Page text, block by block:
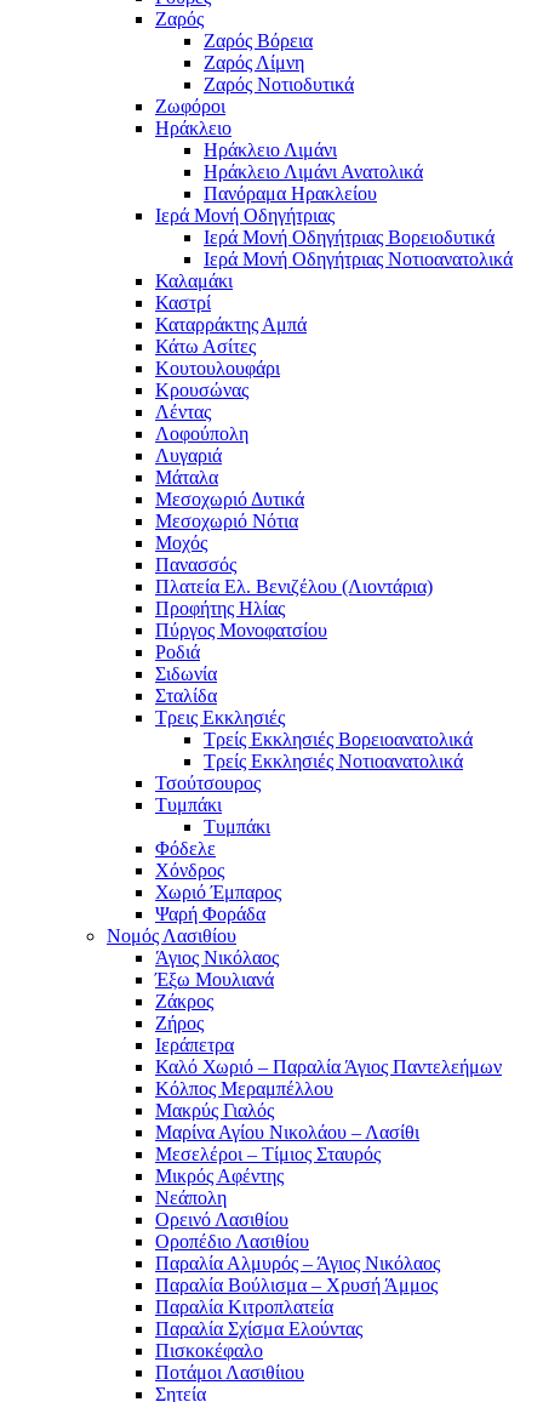
Ζαρός
Ζαρός Βόρεια
Ζαρός Λίμνη
Ζαρός Νοτιοδυτικά
Ζωφόροι
Ηράκλειο
Ηράκλειο Λιμάνι
Ηράκλειο Λιμάνι Ανατολικά
Πανόραμα Ηρακλείου
Ιερά Μονή Οδηγήτριας
Ιερά Μονή Οδηγήτριας Βορειοδυτικά
Ιερά Μονή Οδηγήτριας Νοτιοανατολικά
Καλαμάκι
Καστρί
Καταρράκτης Αμπά
Κάτω Ασίτες
Κουτουλουφάρι
Κρουσώνας
Λέντας
Λοφούπολη
Λυγαριά
Μάταλα
Μεσοχωριό Δυτικά
Μεσοχωριό Νότια
Μοχός
Πανασσός
Πλατεία Ελ. Βενιζέλου (Λιοντάρια)
Προφήτης Ηλίας
Πύργος Μονοφατσίου
Ροδιά
Σιδωνία
Σταλίδα
Τρεις Εκκλησιές
Τρείς Εκκλησιές Βορειοανατολικά
Τρείς Εκκλησιές Νοτιοανατολικά
Τσούτσουρος
Τυμπάκι
Τυμπάκι
Φόδελε
Χόνδρος
Χωριό Έμπαρος
Ψαρή Φοράδα
Νομός Λασιθίου
Άγιος Νικόλαος
Έξω Μουλιανά
Ζάκρος
Ζήρος
Ιεράπετρα
Καλό Χωριό – Παραλία Άγιος Παντελεήμων
Κόλπος Μεραμπέλλου
Μακρύς Γιαλός
Μαρίνα Αγίου Νικολάου – Λασίθι
Μεσελέροι – Τίμιος Σταυρός
Μικρός Αφέντης
Νεάπολη
Ορεινό Λασιθίου
Οροπέδιο Λασιθίου
Παραλία Αλμυρός – Άγιος Νικόλαος
Παραλία Βούλισμα – Χρυσή Άμμος
Παραλία Κιτροπλατεία
Παραλία Σχίσμα Ελούντας
Πισκοκέφαλο
Ποτάμοι Λασιθίιου
Σητεία